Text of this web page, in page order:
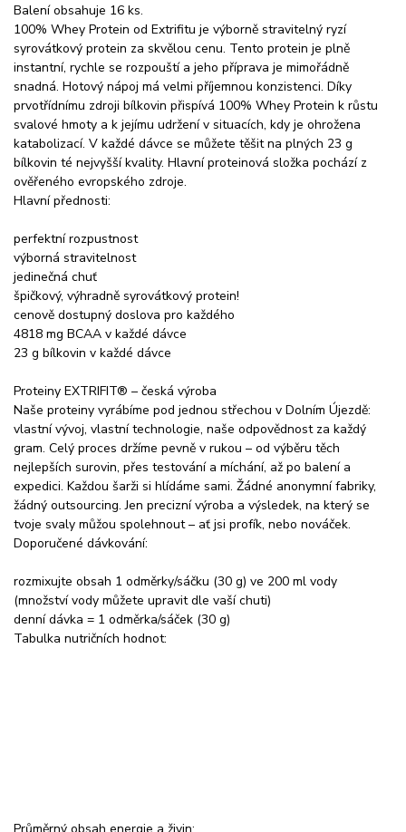
Balení obsahuje 16 ks.
100% Whey Protein od Extrifitu je výborně stravitelný ryzí
syrovátkový protein za skvělou cenu. Tento protein je plně
instantní, rychle se rozpouští a jeho příprava je mimořádně
snadná. Hotový nápoj má velmi příjemnou konzistenci. Díky
prvotřídnímu zdroji bílkovin přispívá 100% Whey Protein k růstu
svalové hmoty a k jejímu udržení v situacích, kdy je ohrožena
katabolizací. V každé dávce se můžete těšit na plných 23 g
bílkovin té nejvyšší kvality. Hlavní proteinová složka pochází z
ověřeného evropského zdroje.
Hlavní přednosti:
perfektní rozpustnost
výborná stravitelnost
jedinečná chuť
špičkový, výhradně syrovátkový protein!
cenově dostupný doslova pro každého
4818 mg BCAA v každé dávce
23 g bílkovin v každé dávce
Proteiny EXTRIFIT® – česká výroba
Naše proteiny vyrábíme pod jednou střechou v Dolním Újezdě:
vlastní vývoj, vlastní technologie, naše odpovědnost za každý
gram. Celý proces držíme pevně v rukou – od výběru těch
nejlepších surovin, přes testování a míchání, až po balení a
expedici. Každou šarži si hlídáme sami. Žádné anonymní fabriky,
žádný outsourcing. Jen precizní výroba a výsledek, na který se
tvoje svaly můžou spolehnout – ať jsi profík, nebo nováček.
Doporučené dávkování:
rozmixujte obsah 1 odměrky/sáčku (30 g) ve 200 ml vody
(množství vody můžete upravit dle vaší chuti)
denní dávka = 1 odměrka/sáček (30 g)
Tabulka nutričních hodnot:
Průměrný obsah energie a živin: